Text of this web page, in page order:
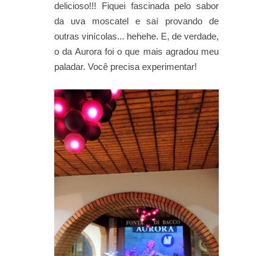
delicioso!!! Fiquei fascinada pelo sabor
da uva moscatel e saí provando de
outras vinícolas... hehehe. E, de verdade,
o da Aurora foi o que mais agradou meu
paladar. Você precisa experimentar!